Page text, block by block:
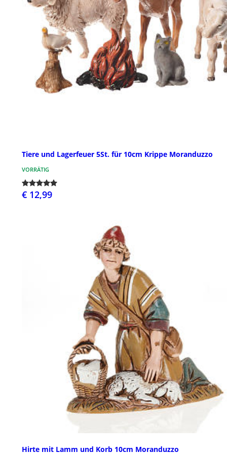
Tiere und Lagerfeuer 5St. für 10cm Krippe Moranduzzo
VORRÄTIG
€ 12,99
Hirte mit Lamm und Korb 10cm Moranduzzo